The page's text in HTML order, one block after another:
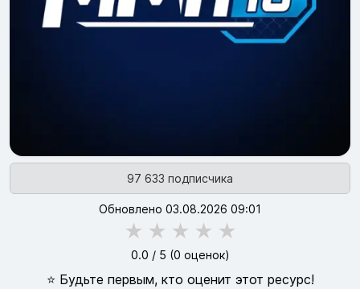
97 633 подписчика
Обновлено 03.08.2026 09:01
★ ★ ★ ★ ★
0.0 / 5 (0 оценок)
⭐ Будьте первым, кто оценит этот ресурс!